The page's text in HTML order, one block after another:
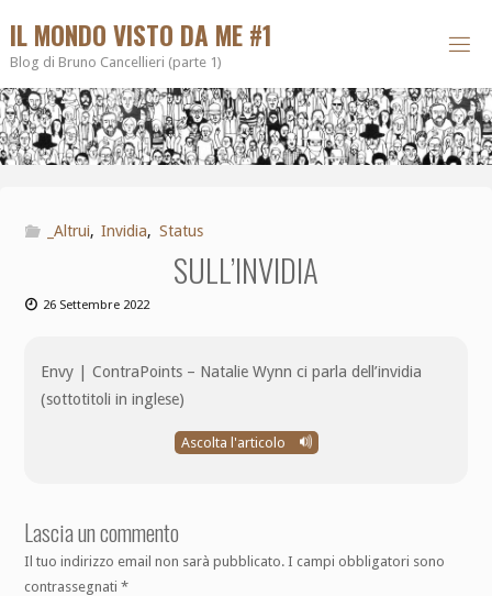
IL MONDO VISTO DA ME #1
Blog di Bruno Cancellieri (parte 1)
_Altrui, Invidia, Status
SULL’INVIDIA
26 Settembre 2022
Envy | ContraPoints – Natalie Wynn ci parla dell’invidia
(sottotitoli in inglese)
Ascolta l'articolo
Lascia un commento
Il tuo indirizzo email non sarà pubblicato. I campi obbligatori sono
contrassegnati*